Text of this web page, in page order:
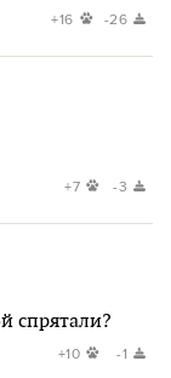
+16 -26
+7 -3
спрятали?
+10 -1